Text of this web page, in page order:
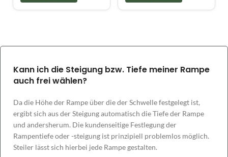
Kann ich die Steigung bzw. Tiefe meiner Rampe
auch frei wählen?
Da die Höhe der Rampe über die der Schwelle festgelegt ist,
ergibt sich aus der Steigung automatisch die Tiefe der Rampe
und andersherum. Die kundenseitige Festlegung der
Rampentiefe oder -steigung ist prinzipiell problemlos möglich.
Steiler lässt sich hierbei jede Rampe gestalten.